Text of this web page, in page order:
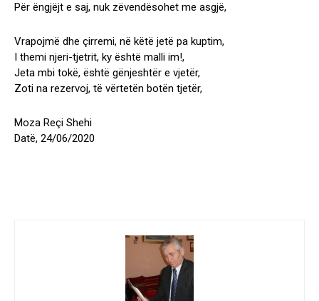
Për ëngjëjt e saj, nuk zëvendësohet me asgjë,
Vrapojmë dhe çirremi, në këtë jetë pa kuptim,
I themi njeri-tjetrit, ky është malli im!,
Jeta mbi tokë, është gënjeshtër e vjetër,
Zoti na rezervoj, të vërtetën botën tjetër,
Moza Reçi Shehi
Datë, 24/06/2020